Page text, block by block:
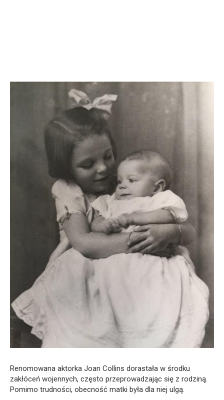
Renomowana aktorka Joan Collins dorastała w środku
zakłóceń wojennych, często przeprowadzając się z rodziną.
Pomimo trudności, obecność matki była dla niej ulgą.